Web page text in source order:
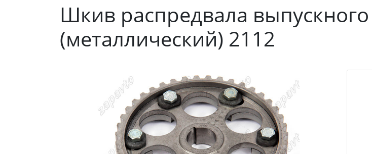
Шкив распредвала
(металлический) 2112